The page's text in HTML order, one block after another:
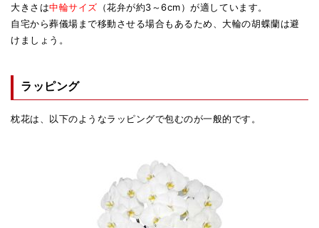
大きさは中輪サイズ （花弁が約3～6cm）が適しています。
自宅から葬儀場まで移動させる場合もあるため、大輪の胡蝶蘭は避
けましょう。
ラッピング
枕花は、以下のようなラッピングで包むのが一般的です。